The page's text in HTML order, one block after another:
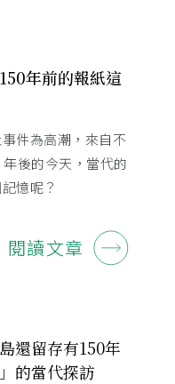
年前的報紙這
件為高潮，來自不
後的今天，當代的
憶呢？
閱讀文章
還留存有150年
的當代探訪